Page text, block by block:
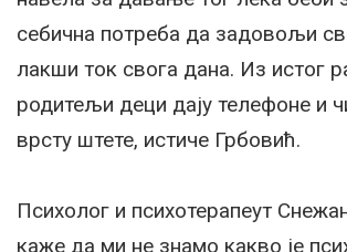
себична потреба да задовољи
лакши ток свога дана. Из истог
родитељи деци дају телефоне и
врсту штете, истиче Грбовић.
Психолог и психотерапеут
каже да ми не знамо какво је